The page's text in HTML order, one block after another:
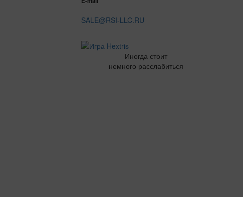
SALE@RSI-LLC.RU
Иногда стоит
немного расслабиться